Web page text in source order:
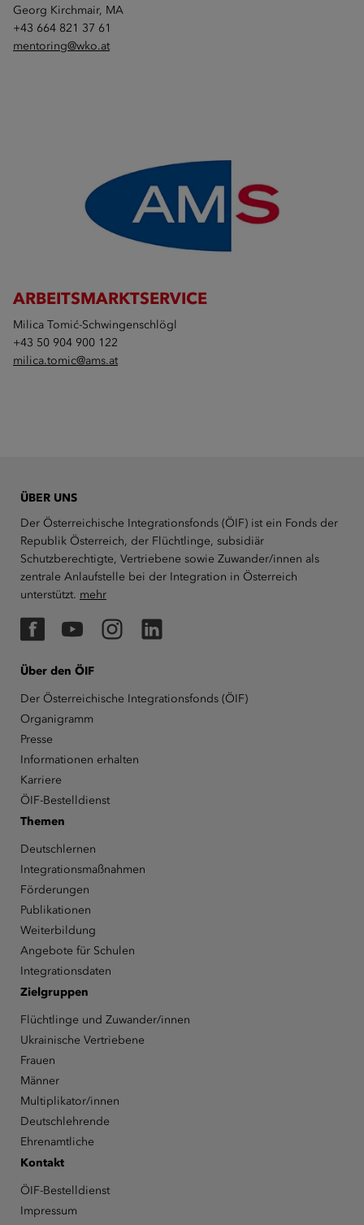
Georg Kirchmair, MA
+43 664 821 37 61
mentoring@wko.at
ARBEITSMARKTSERVICE
Milica Tomić-Schwingenschlögl
+43 50 904 900 122
milica.tomic@ams.at
ÜBER UNS
Der Österreichische Integrationsfonds (ÖIF) ist ein Fonds der
Republik Österreich, der Flüchtlinge, subsidiär
Schutzberechtigte, Vertriebene sowie Zuwander/innen als
zentrale Anlaufstelle bei der Integration in Österreich
unterstützt. mehr
FacebookYouTubeInstagramLinkedIn
Über den ÖIF
Der Österreichische Integrationsfonds (ÖIF)
Organigramm
Presse
Informationen erhalten
Karriere
ÖIF-Bestelldienst
Themen
Deutschlernen
Integrationsmaßnahmen
Förderungen
Publikationen
Weiterbildung
Angebote für Schulen
Integrationsdaten
Zielgruppen
Flüchtlinge und Zuwander/innen
Ukrainische Vertriebene
Frauen
Männer
Multiplikator/innen
Deutschlehrende
Ehrenamtliche
Kontakt
ÖIF-Bestelldienst
Impressum